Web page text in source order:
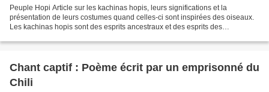
Peuple Hopi Article sur les kachinas hopis, leurs significations et la
présentation de leurs costumes quand celles-ci sont inspirées des oiseaux.
Les kachinas hopis sont des esprits ancestraux et des esprits des
Chant captif : Poème écrit par un emprisonné du
Chili